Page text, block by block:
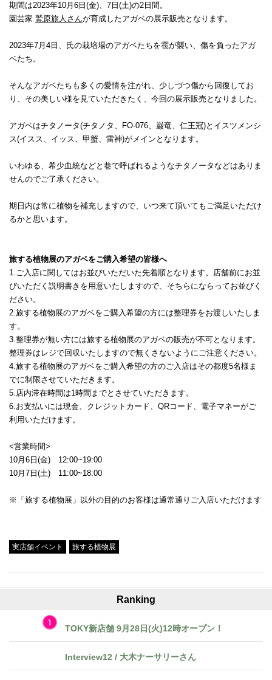
期間は2023年10月6日(金)、7日(土)の2日間。
園芸家 鷲原旅人さんが育成したアガベの展示販売となります。
2023年7月4日、氏の栽培場のアガベたちを雹が襲い、傷を負ったアガ
ベたち。
そんなアガベたちも多くの愛情を注がれ、少しづつ傷から回復してお
り、その美しい様を見ていただきたく、今回の展示販売となりました。
アガベはチタノータ(チタノタ、FO-076、巌竜、仁王冠)とイスツメンシ
ス(イスス、イッス、甲蟹、雷神)がメインとなります。
いわゆる、希少血統などと巷で呼ばれるようなチタノータなどはありま
せんのでご了承ください。
期日内は常に植物を補充しますので、いつ来て頂いてもご満足いただけ
るかと思います。
旅する植物展のアガベをご購入希望の皆様へ
1.ご入店に関してはお並びいただいた先着順となります。店舗前にお並
びいただく説明書きを用意いたしますので、そちらにならってお並びく
ださい。
2.旅する植物展のアガベをご購入希望の方には整理券をお渡しいたしま
す。
3.整理券が無い方には旅する植物展のアガベの販売が不可となります。
整理券はレジで回収いたしますので無くさないようにご注意ください。
4.旅する植物展のアガベをご購入希望の方のご入店はその都度5名様ま
でに制限させていただきます。
5.店内滞在時間は1時間までとさせていただきます。
6.お支払いには現金、クレジットカード、QRコード、電子マネーがご
利用いただけます。
<営業時間>
10月6日(金) 12:00~19:00
10月7日(土) 11:00~18:00
※「旅する植物展」以外の目的のお客様は通常通りご入店いただけます
実店舗イベント 旅する植物展
Ranking
TOKY新店舗 9月28日(火)12時オープン！
Interview12 / 大木ナーサリーさん